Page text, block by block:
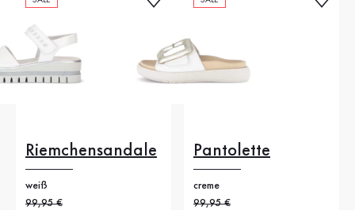
Riemchensandale
weiß
Alter Preis
99,95 €
Pantolette
creme
Alter Preis
99,95 €